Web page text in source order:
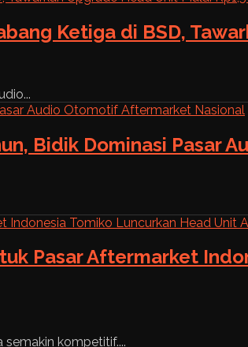
Ketiga di BSD,
Bidik Dominasi Pasar
Pasar Aftermarket
kompetitif....